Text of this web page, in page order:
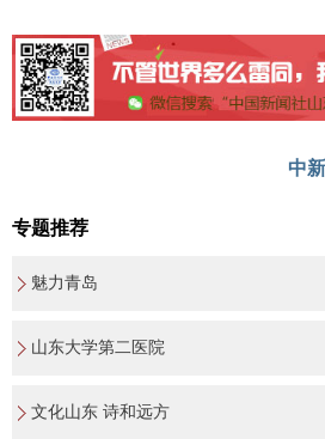
中
专题推荐
魅力青岛
山东大学第二医院
文化山东 诗和远方